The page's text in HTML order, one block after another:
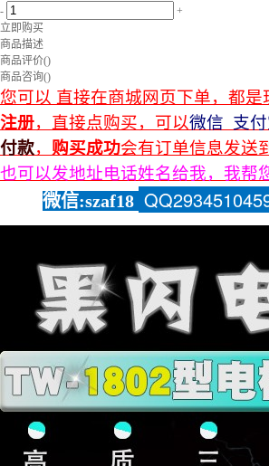
-
+
立即购买
商品描述
商品评价()
商品咨询()
您可以 直接在商城网页下单，都是
注册，直接点购买，可以微信 支付
付款， 购买成功会有订单信息发送
也可以发地址电话姓名给我，我帮
微信:szaf18